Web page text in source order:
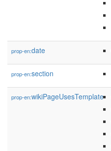
prop-en:date
prop-en:section
prop-en:wikiPageUsesTemplate